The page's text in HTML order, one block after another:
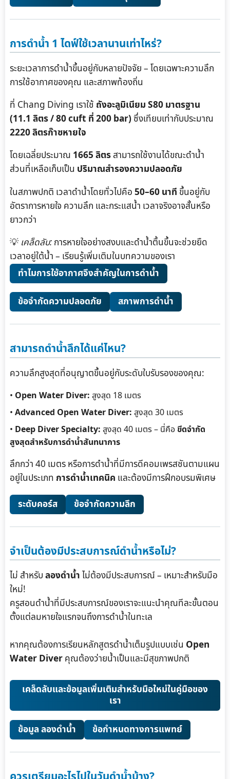
การดำน้ำ 1 ไดฟ์ใช้เวลานานเท่าไหร่?
ระยะเวลาการดำน้ำขึ้นอยู่กับหลายปัจจัย – โดยเฉพาะความลึก
การใช้อากาศของคุณ และสภาพท้องถิ่น
ที่ Chang Diving เราใช้ ถังอะลูมิเนียม S80 มาตรฐาน
(11.1 ลิตร / 80 cuft ที่ 200 bar)ซึ่งเทียบเท่ากับประมาณ
2220 ลิตรก๊าซหายใจ
โดยเฉลี่ยประมาณ 1665 ลิตรสามารถใช้งานได้ขณะดำน้ำ
ส่วนที่เหลือเก็บเป็น ปริมาณสำรองความปลอดภัย
ในสภาพปกติ เวลาดำน้ำโดยทั่วไปคือ50–60 นาที ขึ้นอยู่กับ
อัตราการหายใจ ความลึก และกระแสน้ำ เวลาจริงอาจสั้นหรือ
ยาวกว่า
💡เคล็ดลับ:การหายใจอย่างสงบและดำน้ำตื้นขึ้นจะช่วยยืด
เวลาอยู่ใต้น้ำ – เรียนรู้เพิ่มเติมในบทความของเรา
ทำไมการใช้อากาศจึงสำคัญในการดำน้ำ
ข้อจำกัดความปลอดภัย สภาพการดำน้ำ
สามารถดำน้ำลึกได้แค่ไหน?
ความลึกสูงสุดที่อนุญาตขึ้นอยู่กับระดับใบรับรองของคุณ:
• Open Water Diver: สูงสุด 18 เมตร
• Advanced Open Water Diver: สูงสุด 30 เมตร
• Deep Diver Specialty: สูงสุด 40 เมตร – นี่คือขีดจำกัด
สูงสุดสำหรับการดำน้ำสันทนาการ
ลึกกว่า 40 เมตร หรือการดำน้ำที่มีการดีคอมเพรสชันตามแผน
อยู่ในประเภท การดำน้ำเทคนิค และต้องมีการฝึกอบรมพิเศษ
ระดับคอร์ส
ข้อจำกัดความลึก
จำเป็นต้องมีประสบการณ์ดำน้ำหรือไม่?
ไม่ สำหรับลองดำน้ำไม่ต้องมีประสบการณ์ – เหมาะสำหรับมือ
ใหม่!
ครูสอนดำน้ำที่มีประสบการณ์ของเราจะแนะนำคุณทีละขั้นตอน
ตั้งแต่ลมหายใจแรกจนถึงการดำน้ำในทะเล
หากคุณต้องการเรียนหลักสูตรดำน้ำเต็มรูปแบบเช่น Open
Water Diverคุณต้องว่ายน้ำเป็นและมีสุขภาพปกติ
เคล็ดลับและข้อมูลเพิ่มเติมสำหรับมือใหม่ในคู่มือของ
เรา
ข้อมูล ลองดำน้ำ ข้อกำหนดทางการแพทย์